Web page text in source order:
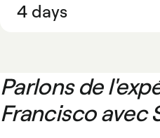
4 days
Parlons de
Francisco avec